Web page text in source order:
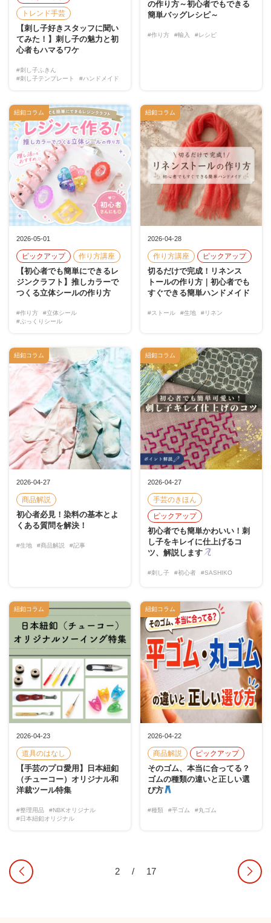
トレンド手芸
【刺し子好きスタッフに聞い
てみた！】刺し子の魅力と初
心者もハマるワケ
#刺し子ふきん
#刺し子テンプレート
#ハンドメイド
の作り方～初心者でもできる
簡単バッグレシピ～
#作り方 #輸入 #レシピ
2026-05-01
ピックアップ 作り方講座
【初心者でも簡単にできるレ
ジンクラフト】推しカラーで
つくる立体シールの作り方
#作り方
#立体シール
#ぷっくりシール
紐釦コラム
2026-04-28
作り方講座 ピックアップ
切るだけで完成！リネンス
トールの作り方｜初心者でも
すぐできる簡単ハンドメイド
#ストール #生地 #リネン
紐釦コラム
2026-04-27
商品解説
初心者必見！染料の基本とよ
くある質問を解決！
#生地 #商品解説 #記事
紐釦コラム
2026-04-27
手芸のきほん
ピックアップ
初心者でも簡単かわいい！刺
し子をキレイに仕上げるコ
ツ、解説します
#刺し子 #初心者 #SASHIKO
紐釦コラム
2026-04-23
道具のはなし
【手芸のプロ愛用】日本紐釦
（チューコー）オリジナル和
洋裁ツール特集
#整理用品
#NBKオリジナル
#日本紐釦オリジナル
紐釦コラム
2026-04-22
商品解説 ピックアップ
そのゴム、本当に合ってる？
ゴムの種類の違いと正しい選
び方
#種類 #平ゴム #丸ゴム
紐釦コラム
2 / 17